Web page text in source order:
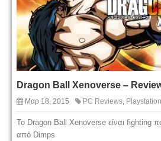
Dragon Ball Xenoverse –
Μαρ 18, 2015 PC Reviews
Το Dragon Ball Xenoverse είναι fighting
από Dimps